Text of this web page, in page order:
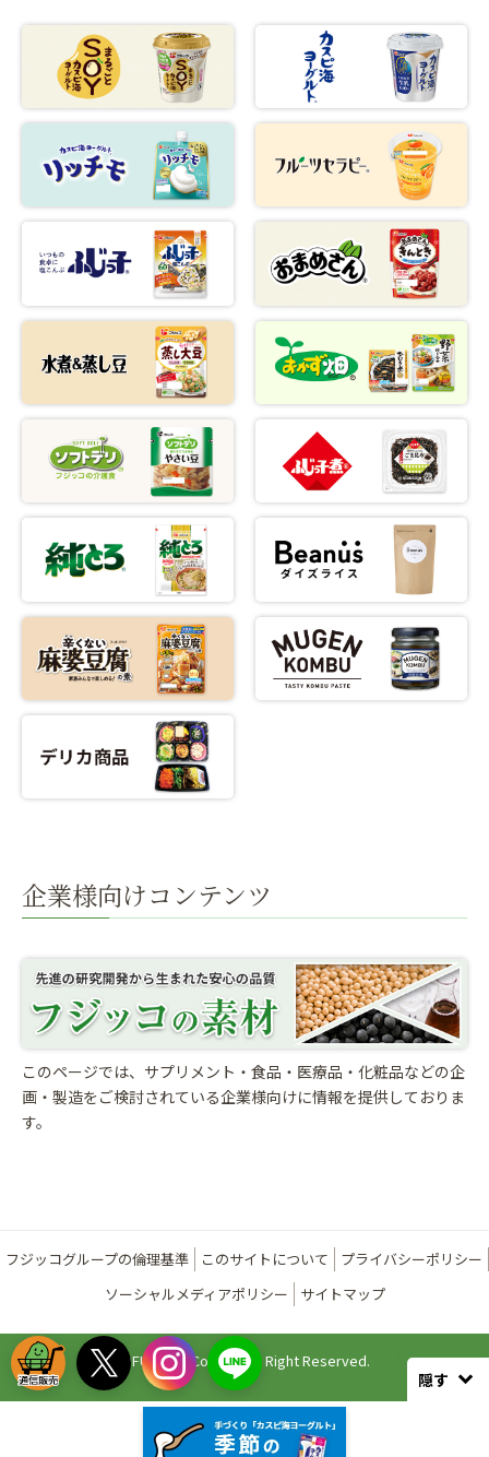
企業様向けコンテンツ
このページでは、サプリメント・食品・医療品・化粧品などの企
画・製造をご検討されている企業様向けに情報を提供しておりま
す。
フジッコグループの倫理基準 このサイトについて
プライバシーポリシー
ソーシャルメディアポリシー
サイトマップ
©FUJICCO Co., Ltd. All Right Reserved.